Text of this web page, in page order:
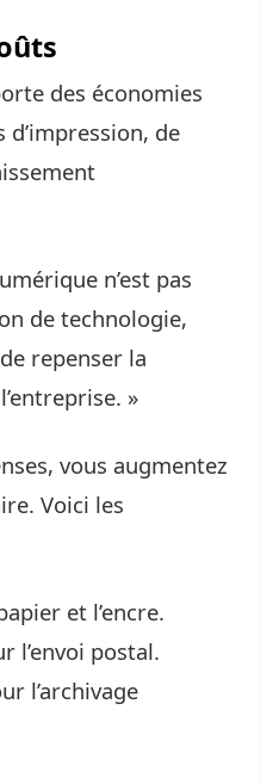
des économies
de
n’est pas
de technologie,
repenser la
»
vous augmentez
Voici les
et l’encre.
l’envoi postal.
l’archivage